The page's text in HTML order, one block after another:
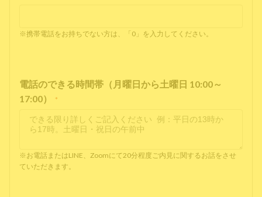
※携帯電話をお持ちでない方は、「0」を入力してください。
電話のできる時間帯（月曜日から土曜日 10:00～
17:00）
*
※お電話またはLINE、Zoomにて20分程度ご内見に関するお話をさせ
ていただきます。